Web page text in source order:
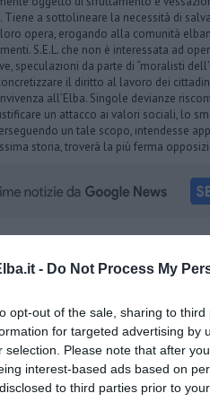
- Do Not Process My
opt-out of the sale, sharing to
for targeted advertising by
selection. Please note that after
interest-based ads based on
to third parties prior to
a sottolineare la necessità di
opera, erogando alla comunità
S.E.L. che non è interessata ad
speculazioni da parte di “moralisti
il diritto al lavoro dei
all’Elba. Singole devianze
un attacco ai valori sociali, lo
un tale scopo, intendesse
storia, troverà la più ferma
d'Elba iscriviti allaNewsletter
nella tua casella di posta.
iscriviti alla
Newsletter
nella tua casella di posta.